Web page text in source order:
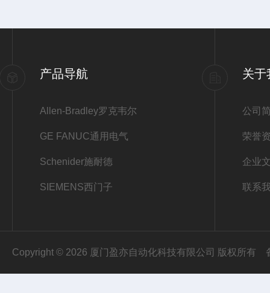
产品导航
Allen-Bradley罗克韦尔
GE FANUC通用电气
Schenider施耐德
SIEMENS西门子
关于
公司
荣誉
企业
联系
Copyright © 2026 厦门盈亦自动化科技有限公司 版权所有